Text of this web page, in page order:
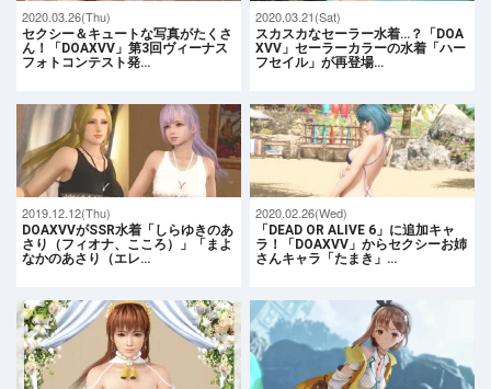
2020.03.26(Thu)
セクシー＆キュートな写真がたくさ
ん！「DOAXVV」第3回ヴィーナス
フォトコンテスト発…
2020.03.21(Sat)
スカスカなセーラー水着…？「DOA
XVV」セーラーカラーの水着「ハー
フセイル」が再登場…
2019.12.12(Thu)
DOAXVVがSSR水着「しらゆきのあ
さり（フィオナ、こころ）」「まよ
なかのあさり（エレ…
2020.02.26(Wed)
「DEAD OR ALIVE 6」に追加キャ
ラ！「DOAXVV」からセクシーお姉
さんキャラ「たまき」…